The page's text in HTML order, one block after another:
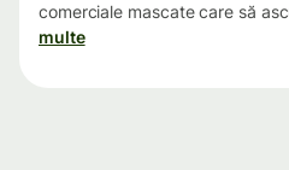
comerciale mascate care să
multe